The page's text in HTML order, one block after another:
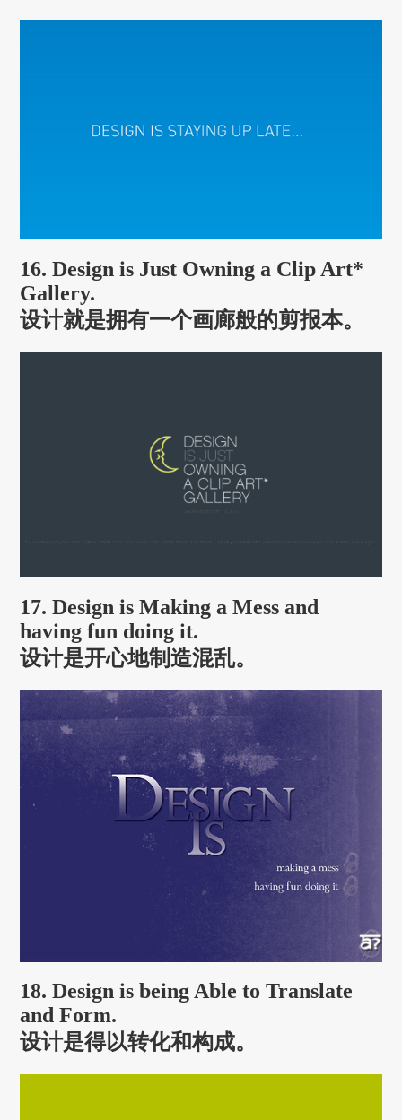
16. Design is Just Owning a Clip Art*
Gallery.
设计就是拥有一个画廊般的剪报本。
17. Design is Making a Mess and
having fun doing it.
设计是开心地制造混乱。
18. Design is being Able to Translate
and Form.
设计是得以转化和构成。